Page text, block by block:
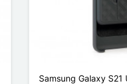
Samsung Galaxy